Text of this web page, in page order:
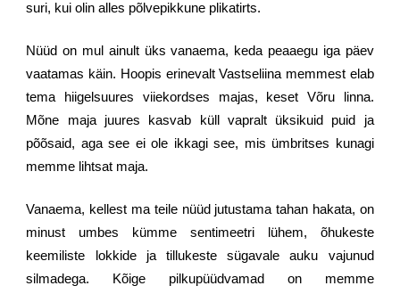
suri, kui olin alles põlvepikkune plikatirts.
Nüüd on mul ainult üks vanaema, keda peaaegu iga päev
vaatamas käin. Hoopis erinevalt Vastseliina memmest elab
tema hiigelsuures viiekordses majas, keset Võru linna.
Mõne maja juures kasvab küll vapralt üksikuid puid ja
põõsaid, aga see ei ole ikkagi see, mis ümbritses kunagi
memme lihtsat maja.
Vanaema, kellest ma teile nüüd jutustama tahan hakata, on
minust umbes kümme sentimeetri lühem, õhukeste
keemiliste lokkide ja tillukeste sügavale auku vajunud
silmadega. Kõige pilkupüüdvamad on memme